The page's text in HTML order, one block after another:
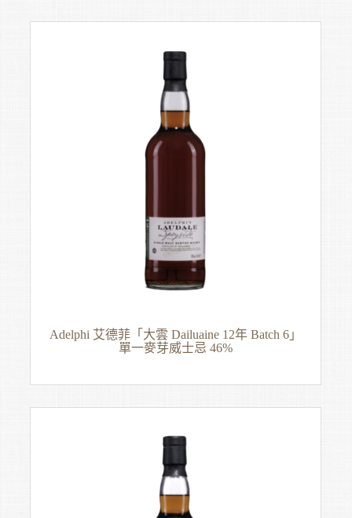
Adelphi 艾德菲「大雲 Dailuaine 12年 Batch 6」
單一麥芽威士忌 46%